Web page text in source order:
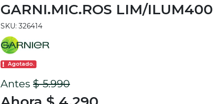
GARNI.MIC.ROS LIM/ILUM400
SKU: 326414
Agotado.
Antes $ 5.990